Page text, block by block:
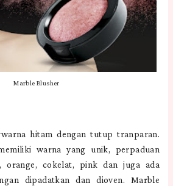
Marble Blusher
hitam dengan tutup tranparan.
warna yang unik, perpaduan
orange, cokelat, pink dan juga ada
dipadatkan dan dioven. Marble